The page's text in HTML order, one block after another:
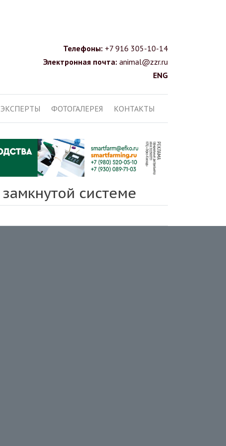
Телефоны: +7 916 305-10-14
Электронная почта: animal@zzr.ru
ENG
ЭКСПЕРТЫ ФОТОГАЛЕРЕЯ КОНТАКТЫ
системе